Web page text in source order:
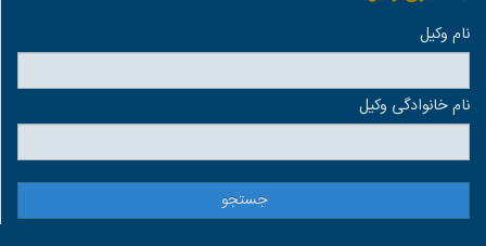
نام وكيل
نام خانوادگی وكيل